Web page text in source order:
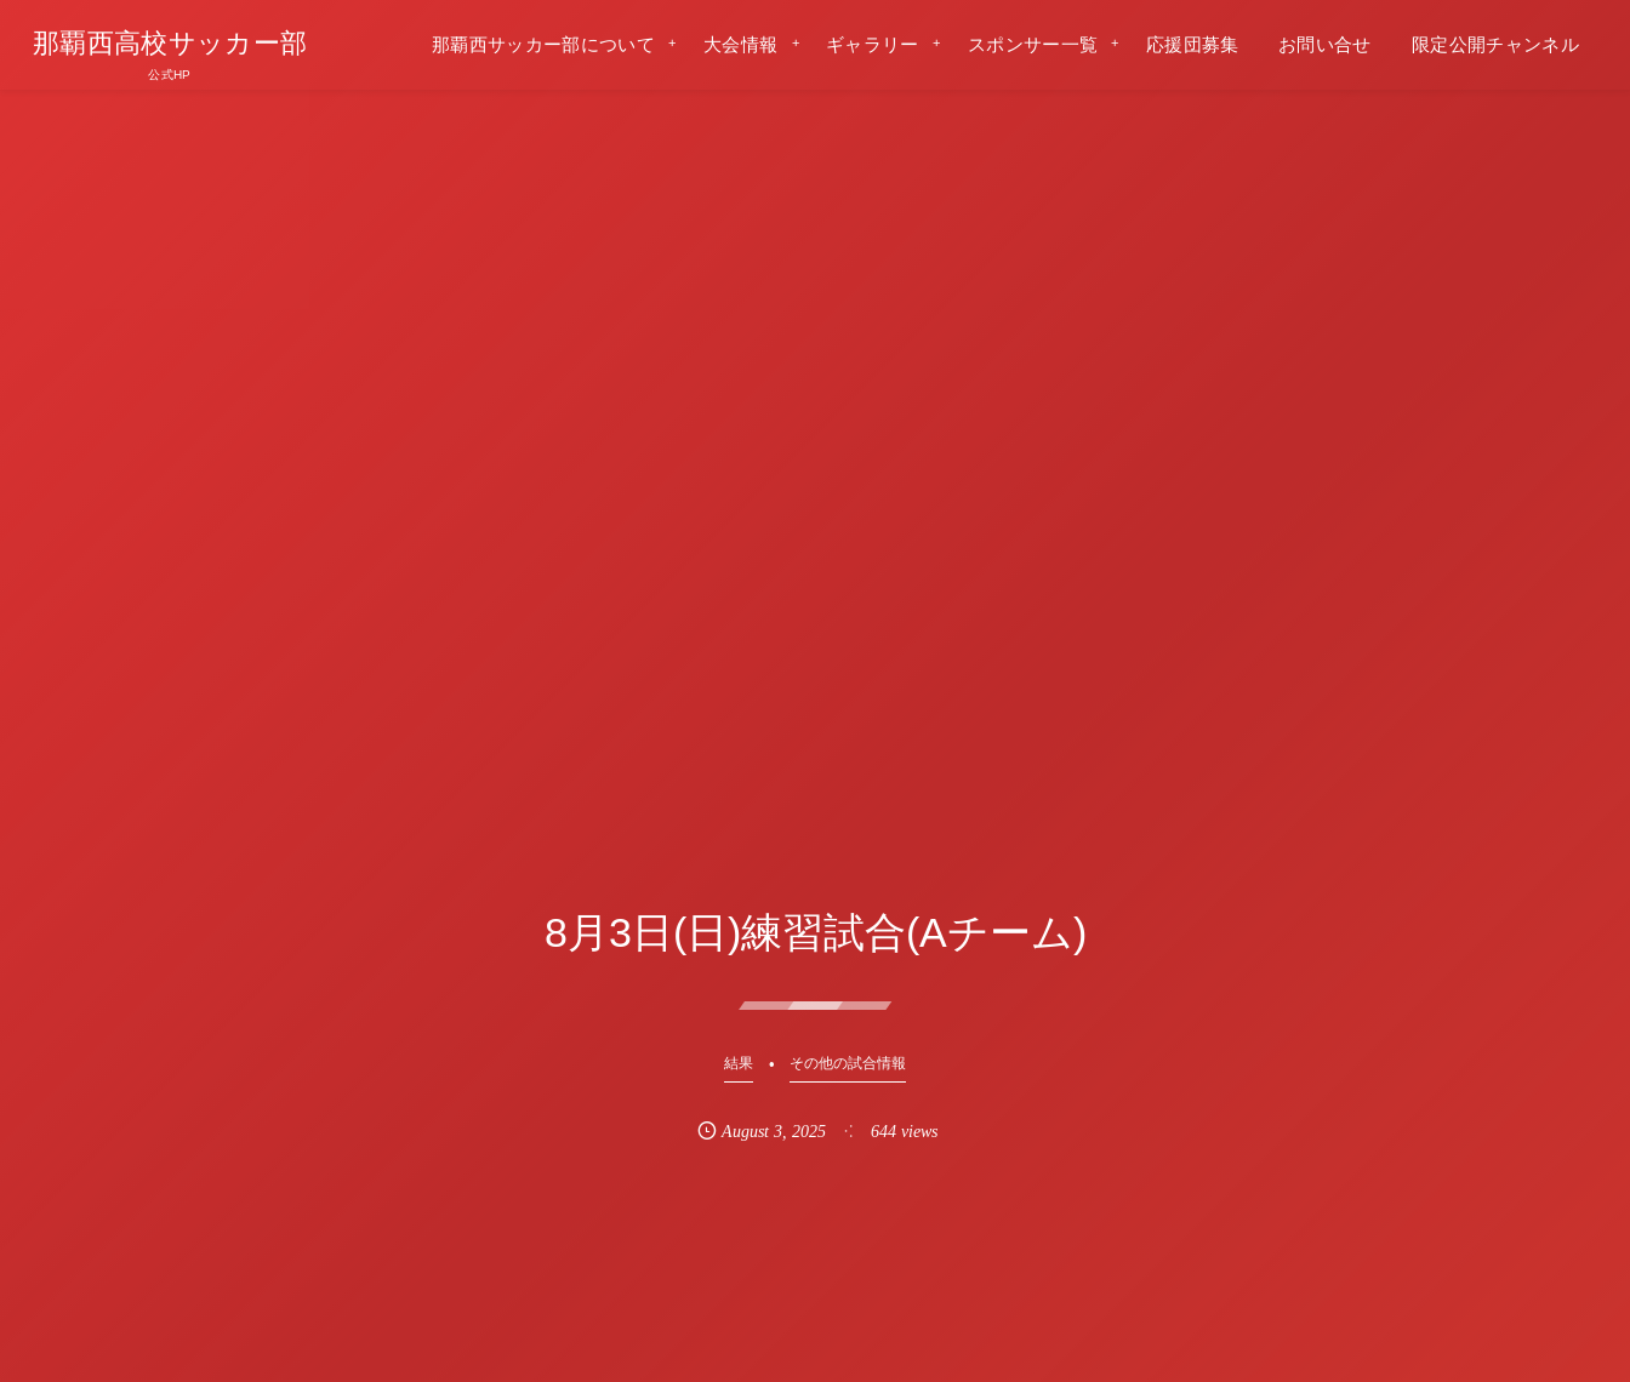
那覇西高校サッカー部
公式HP
那覇西サッカー部について 大会情報 ギャラリー スポンサー一覧 応援団募集 お問い合せ 限定公開チャンネル
8月3日(日)練習試合(Aチーム)
結果 その他の試合情報
August 3, 2025 644 views